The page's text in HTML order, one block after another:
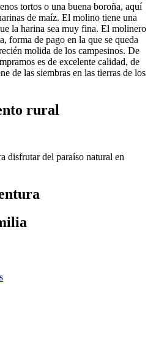
tortos o una buena boroña, aquí
de maíz. El molino tiene una
la harina sea muy fina. El molinero
forma de pago en la que se queda
molida de los campesinos. De
es de excelente calidad, de
de las siembras en las tierras de los
rural
disfrutar del paraíso natural en